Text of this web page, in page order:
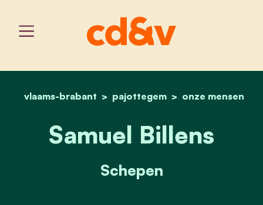
home
vlaams-brabant pajottegem onze mensen
samuel billens
Samuel Billens
Schepen